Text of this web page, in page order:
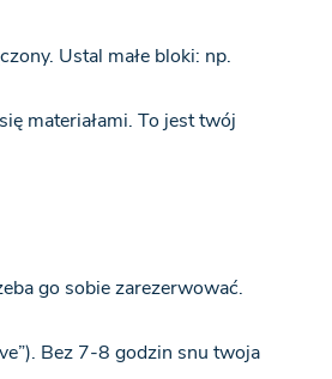
Ustal małe bloki: np.
materiałami. To jest twój
go sobie zarezerwować.
Bez 7-8 godzin snu twoja